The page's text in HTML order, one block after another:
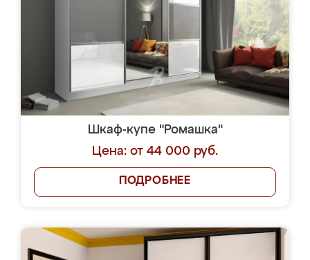
Шкаф-купе "Ромашка"
Цена: от 44 000 руб.
ПОДРОБНЕЕ